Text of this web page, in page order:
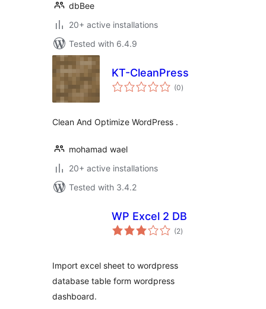
dbBee
20+ active installations
Tested with 6.4.9
KT-CleanPress
(0total
ratings
)
Clean And Optimize WordPress .
mohamad wael
20+ active installations
Tested with 3.4.2
WP Excel 2 DB
(2total
ratings
)
Import excel sheet to wordpress
database table form wordpress
dashboard.